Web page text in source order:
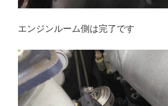
エンジンルーム側は完了です